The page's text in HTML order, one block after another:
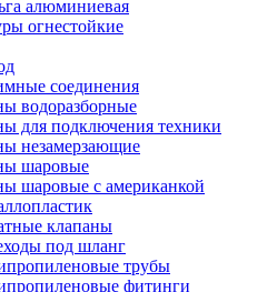
алюминиевая
огнестойкие
соединения
водоразборные
для подключения техники
незамерзающие
шаровые
шаровые с американкой
клапаны
под шланг
трубы
фитинги